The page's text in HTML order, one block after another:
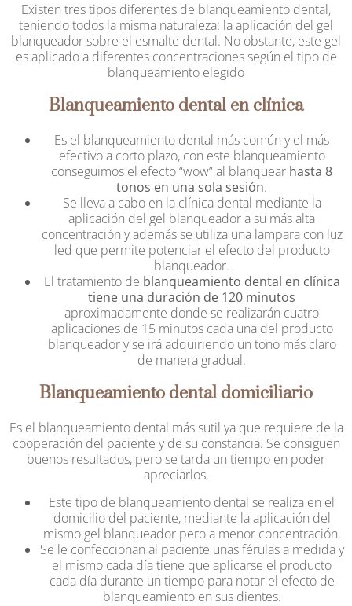
Existen tres tipos diferentes de blanqueamiento dental,
teniendo todos la misma naturaleza: la aplicación del gel
blanqueador sobre el esmalte dental. No obstante, este gel
es aplicado a diferentes concentraciones según el tipo de
blanqueamiento elegido
Blanqueamiento dental en clínica
Es el blanqueamiento dental más común y el más
efectivo a corto plazo, con este blanqueamiento
conseguimos el efecto “wow” al blanquear hasta 8
tonos en una sola sesión.
Se lleva a cabo en la clínica dental mediante la
aplicación del gel blanqueador a su más alta
concentración y además se utiliza una lampara con luz
led que permite potenciar el efecto del producto
blanqueador.
El tratamiento de blanqueamiento dental en clínica
tiene una duración de 120 minutos
aproximadamente donde se realizarán cuatro
aplicaciones de 15 minutos cada una del producto
blanqueador y se irá adquiriendo un tono más claro
de manera gradual.
Blanqueamiento dental domiciliario
Es el blanqueamiento dental más sutil ya que requiere de la
cooperación del paciente y de su constancia. Se consiguen
buenos resultados, pero se tarda un tiempo en poder
apreciarlos.
Este tipo de blanqueamiento dental se realiza en el
domicilio del paciente, mediante la aplicación del
mismo gel blanqueador pero a menor concentración.
Se le confeccionan al paciente unas férulas a medida y
el mismo cada día tiene que aplicarse el producto
cada día durante un tiempo para notar el efecto de
blanqueamiento en sus dientes.